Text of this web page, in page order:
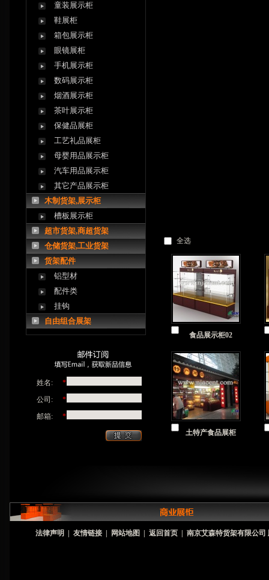
童装展示柜
鞋展柜
箱包展示柜
眼镜展柜
手机展示柜
数码展示柜
烟酒展示柜
茶叶展示柜
保健品展柜
工艺礼品展柜
母婴用品展示柜
汽车用品展示柜
其它产品展示柜
木制货架,展示柜
槽板展示柜
超市货架,商超货架
仓储货架,工业货架
货架配件
铝型材
配件类
挂钩
自由组合展架
姓名:
*
公司:
*
邮箱:
*
全选
食品展示柜02
土特产食品展柜
法律声明 友情链接 网站地图 返回首页 南京艾森特货架有限公司